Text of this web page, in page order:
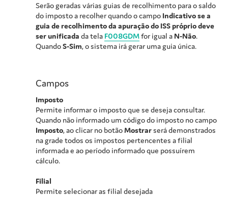
Serão geradas várias guias de recolhimento para o saldo
do imposto a recolher quando o campo Indicativo se a
guia de recolhimento da apuração do ISS próprio deve
ser unificada da tela F008GDMfor igual a N-Não.
QuandoS-Sim, o sistema irá gerar uma guia única.
Campos
Imposto
Permite informar o imposto que se deseja consultar.
Quando não informado um código do imposto no campo
Imposto, ao clicar no botãoMostrarserá demonstrados
na grade todos os impostos pertencentes a filial
informada e ao período informado que possuírem
cálculo.
Filial
Permite selecionar as filial desejada